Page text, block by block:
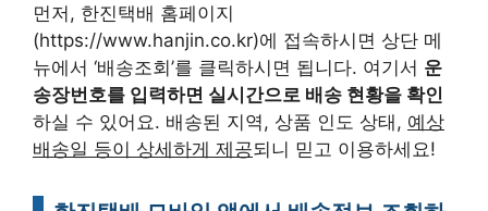
먼저, 한진택배 홈페이지
(https://www.hanjin.co.kr)에 접속하시면 상단 메
뉴에서 ‘배송조회’를 클릭하시면 됩니다. 여기서 운
송장번호를 입력하면 실시간으로 배송 현황을 확인
하실 수 있어요. 배송된 지역, 상품 인도 상태, 예상
배송일 등이 상세하게 제공되니 믿고 이용하세요!